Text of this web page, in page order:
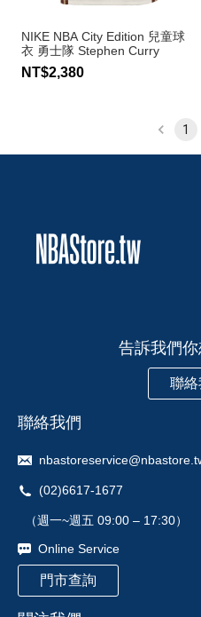
NIKE NBA City Edition 兒童球
衣 勇士隊 Stephen Curry
NT$2,380
1
告訴我們
聯絡
聯絡我們
(02)6617-1677
（週一~週五 09:00 – 17:30）
Online Service
門市查詢